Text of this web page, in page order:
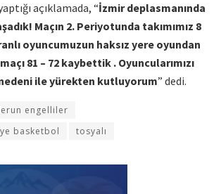
açıklamada, “İzmir deplasmanında
Maçın 2. Periyotunda takımımız 8
oyuncumuzun haksız yere oyundan
81 – 72 kaybettik . Oyuncularımızı
ile yürekten kutluyorum” dedi.
engelliler
basketbol
tosyalı